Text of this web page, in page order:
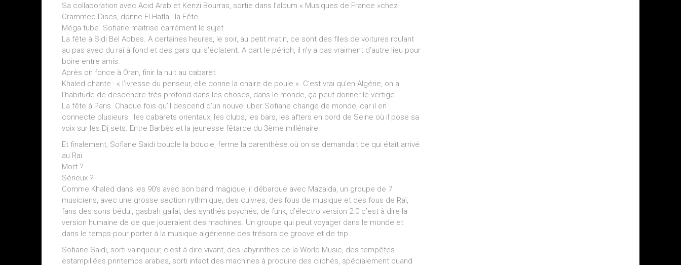
Sa collaboration avec Acid Arab et Kenzi Bourras, sortie dans l’album « Musiques de France »chez
Crammed Discs, donne El Hafla : la Fête.
Méga tube. Sofiane maitrise carrément le sujet.
La fête à Sidi Bel Abbes. A certaines heures, le soir, au petit matin, ce sont des files de voitures roulant
au pas avec du raï à fond et des gars qui s’éclatent. A part le périph, il n’y a pas vraiment d’autre lieu pour
boire entre amis.
Après on fonce à Oran, finir la nuit au cabaret.
Khaled chante : « l’ivresse du penseur, elle donne la chaire de poule ». C’est vrai qu’en Algérie, on a
l’habitude de descendre très profond dans les choses, dans le monde, ça peut donner le vertige.
La fête à Paris. Chaque fois qu’il descend d’un nouvel uber Sofiane change de monde, car il en
connecte plusieurs : les cabarets orientaux, les clubs, les bars, les afters en bord de Seine où il pose sa
voix sur les Dj sets. Entre Barbès et la jeunesse fêtarde du 3ème millénaire.
Et finalement, Sofiane Saidi boucle la boucle, ferme la parenthèse où on se demandait ce qui était arrivé
au Raï.
Mort ?
Sérieux ?
Comme Khaled dans les 90’s avec son band magique, il débarque avec Mazalda, un groupe de 7
musiciens, avec une grosse section rythmique, des cuivres, des fous de musique et des fous de Raï,
fans des sons bédui, gasbah gallal, des synthés psychés, de funk, d’électro version 2.0 c’est à dire la
version humaine de ce que joueraient des machines. Un groupe qui peut voyager dans le monde et
dans le temps pour porter à la musique algérienne des trésors de groove et de trip.
Sofiane Saidi, sorti vainqueur, c’est à dire vivant, des labyrinthes de la World Music, des tempêtes
estampillées printemps arabes, sorti intact des machines à produire des clichés, spécialement quand